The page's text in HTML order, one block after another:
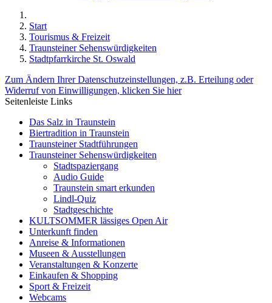
Start
Tourismus & Freizeit
Traunsteiner Sehenswürdigkeiten
Stadtpfarrkirche St. Oswald
Zum Ändern Ihrer Datenschutzeinstellungen, z.B. Erteilung oder
Widerruf von Einwilligungen, klicken Sie hier
Seitenleiste Links
Das Salz in Traunstein
Biertradition in Traunstein
Traunsteiner Stadtführungen
Traunsteiner Sehenswürdigkeiten
Stadtspaziergang
Audio Guide
Traunstein smart erkunden
Lindl-Quiz
Stadtgeschichte
KULTSOMMER lässiges Open Air
Unterkunft finden
Anreise & Informationen
Museen & Ausstellungen
Veranstaltungen & Konzerte
Einkaufen & Shopping
Sport & Freizeit
Webcams